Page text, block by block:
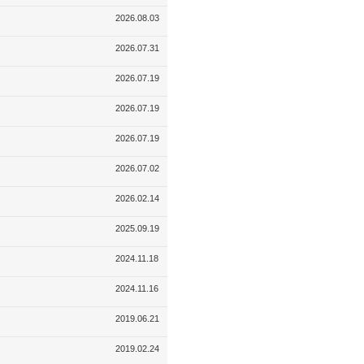
2026.08.03
2026.07.31
2026.07.19
2026.07.19
2026.07.19
2026.07.02
2026.02.14
2025.09.19
2024.11.18
2024.11.16
2019.06.21
2019.02.24